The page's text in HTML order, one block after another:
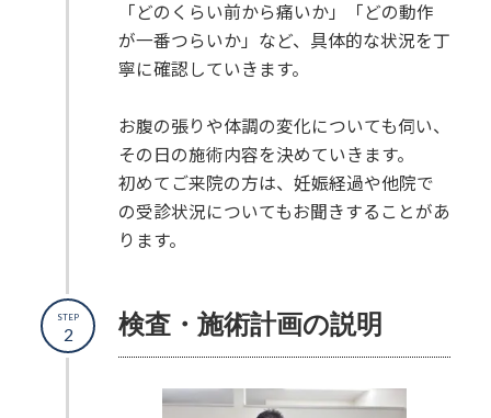
「どのくらい前から痛いか」「どの動作
が一番つらいか」など、具体的な状況を丁
寧に確認していきます。
お腹の張りや体調の変化についても伺い、
その日の施術内容を決めていきます。
初めてご来院の方は、妊娠経過や他院で
の受診状況についてもお聞きすることがあ
ります。
検査・ 施術計画の説明
STEP
2